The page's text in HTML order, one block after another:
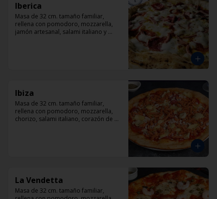
Iberica
Masa de 32 cm. tamaño familiar,
rellena con pomodoro, mozzarella,
jamón artesanal, salami italiano y
Ibiza
Masa de 32 cm. tamaño familiar,
rellena con pomodoro, mozzarella,
chorizo, salami italiano, corazón de
La Vendetta
Masa de 32 cm. tamaño familiar,